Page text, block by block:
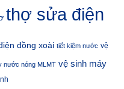
thợ sửa điện
đồng xoài tiết kiệm nước vệ
nước nóng MLMT vệ sinh máy